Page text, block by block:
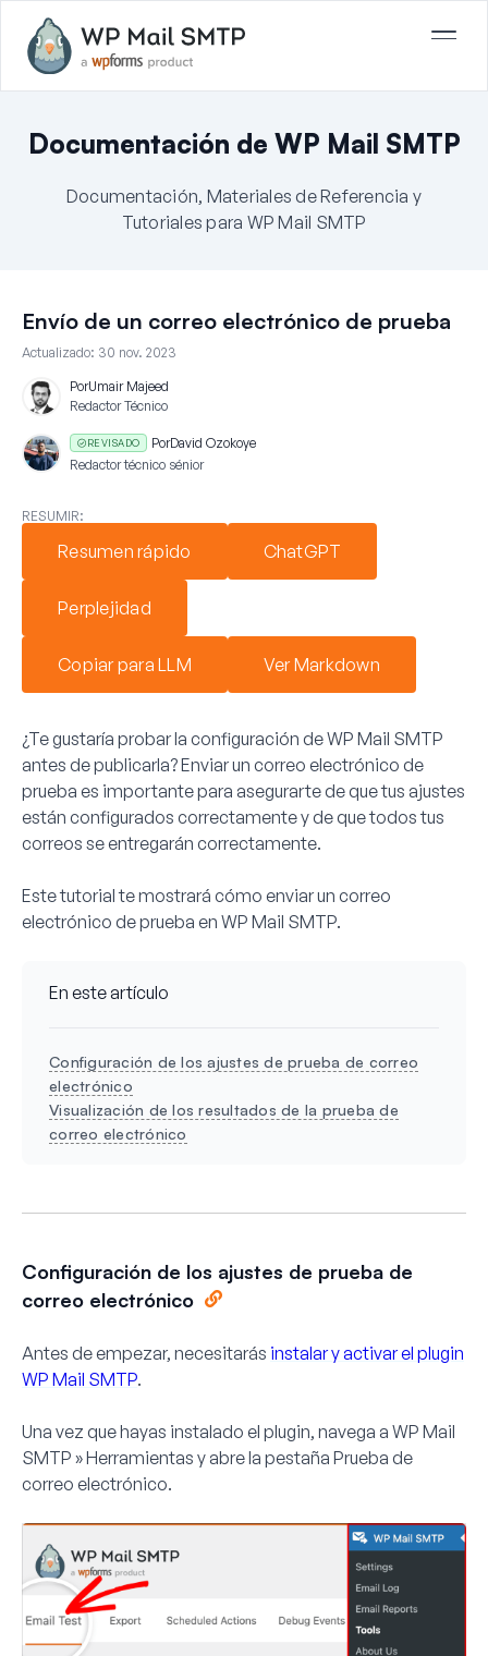
Documentación de WP Mail SMTP
Documentación, Materiales de Referencia y
Tutoriales para WP Mail SMTP
Envío de un correo electrónico de prueba
Actualizado: 30 nov. 2023
PorUmair Majeed
Redactor Técnico
REVISADO PorDavid Ozokoye
Redactor técnico sénior
RESUMIR:
Resumen rápido ChatGPT
Perplejidad
Copiar para LLM Ver Markdown
¿Te gustaría probar la configuración de WP Mail SMTP
antes de publicarla? Enviar un correo electrónico de
prueba es importante para asegurarte de que tus ajustes
están configurados correctamente y de que todos tus
correos se entregarán correctamente.
Este tutorial te mostrará cómo enviar un correo
electrónico de prueba en WP Mail SMTP.
En este artículo
Configuración de los ajustes de prueba de correo
electrónico
Visualización de los resultados de la prueba de
correo electrónico
Configuración de los ajustes de prueba de
correo electrónico
Antes de empezar, necesitarás instalar y activar el plugin
WP Mail SMTP.
Una vez que hayas instalado el plugin, navega a WP Mail
SMTP » Herramientas y abre la pestaña Prueba de
correo electrónico.